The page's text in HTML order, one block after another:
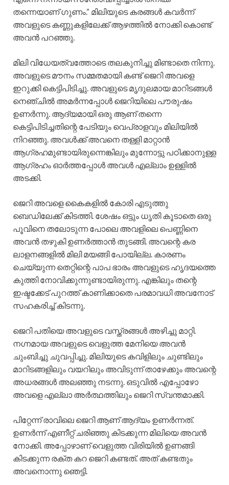
തന്നെയാണ് ഗുണം.” മിലിയുടെ കരങ്ങൾ കവർന്ന്
അവളുടെ കണ്ണുകളിലേക്ക് ആഴത്തിൽ നോക്കി കൊണ്ട്
അവൻ പറഞ്ഞു.
മിലി വിധേയത്വത്തോടെ തലകുനിച്ചു മിണ്ടാതെ നിന്നു.
അവളുടെ മൗനം സമ്മതമായി കണ്ട് ജെറി അവളെ
ഇറുക്കി കെട്ടിപിടിച്ചു. അവളുടെ മൃദുലമായ മാറിടങ്ങൾ
നെഞ്ചിൽ അമർന്നപ്പോൾ ജെറിയിലെ പൗരുഷം
ഉണർന്നു. ആദ്യമായി ഒരു ആണ് തന്നെ
കെട്ടിപിടിച്ചതിന്റെ പേടിയും വെപ്രാളവും മിലിയിൽ
നിറഞ്ഞു. അവൾക്ക് അവനെ തള്ളി മാറ്റാൻ
ആഗ്രഹമുണ്ടായിരുന്നെങ്കിലും മുന്നോട്ടു പഠിക്കാനുള്ള
ആഗ്രഹം ഓർത്തപ്പോൾ അവൾ എല്ലാം ഉള്ളിൽ
അടക്കി.
ജെറി അവളെ കൈകളിൽ കോരി എടുത്തു
ബെഡിലേക്ക് കിടത്തി. ശേഷം ഒട്ടും ധൃതി കൂടാതെ ഒരു
പൂവിനെ തലോടുന്ന പോലെ അവളിലെ പെണ്ണിനെ
അവൻ തഴുകി ഉണർത്താൻ തുടങ്ങി. അവന്റെ കര
ലാളനങ്ങളിൽ മിലി മയങ്ങി പോയില്ല. കാരണം
ചെയ്യുന്ന തെറ്റിന്റെ പാപ ഭാരം അവളുടെ ഹൃദയത്തെ
കുത്തി നോവിക്കുന്നുണ്ടായിരുന്നു. എങ്കിലും തന്റെ
ഇഷ്ടക്കേട് പുറത്ത് കാണിക്കാതെ പരമാവധി അവനോട്
സഹകരിച്ച് കിടന്നു.
ജെറി പതിയെ അവളുടെ വസ്ത്രങ്ങൾ അഴിച്ചു മാറ്റി.
നഗ്നമായ അവളുടെ വെളുത്ത മേനിയെ അവൻ
ചുംബിച്ചു ചുവപ്പിച്ചു. മിലിയുടെ കവിളിലും ചുണ്ടിലും
മാറിടങ്ങളിലും വയറിലും അവിടുന്ന് താഴേക്കും അവന്റെ
അധരങ്ങൾ അലഞ്ഞു നടന്നു. ഒടുവിൽ എപ്പോഴോ
അവളെ എല്ലാ അർത്ഥത്തിലും ജെറി സ്വന്തമാക്കി.
പിറ്റേന്ന് രാവിലെ ജെറി ആണ് ആദ്യം ഉണർന്നത്.
ഉണർന്ന് എണീറ്റ് ചരിഞ്ഞു കിടക്കുന്ന മിലിയെ അവൻ
നോക്കി. അപ്പോഴാണ് വെളുത്ത വിരിയിൽ ഉണങ്ങി
കിടക്കുന്ന രക്ത കറ ജെറി കണ്ടത്. അത് കണ്ടതും
അവനൊന്നു ഞെട്ടി.